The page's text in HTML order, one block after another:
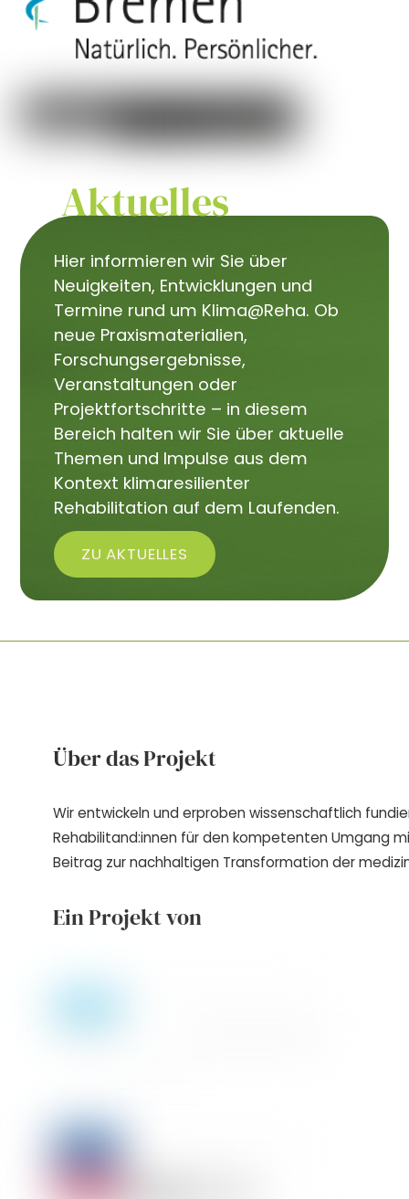
Aktuelles
Hier informieren wir Sie über
Neuigkeiten, Entwicklungen und
Termine rund um Klima@Reha. Ob
neue Praxismaterialien,
Forschungsergebnisse,
Veranstaltungen oder
Projektfortschritte – in diesem
Bereich halten wir Sie über aktuelle
Themen und Impulse aus dem
Kontext klimaresilienter
Rehabilitation auf dem Laufenden.
ZU AKTUELLES
Über das Projekt
Wir entwickeln und erproben wissenschaftlich
Rehabilitand:innen für den kompetenten Umgang
Beitrag zur nachhaltigen Transformation der
Ein Projekt von